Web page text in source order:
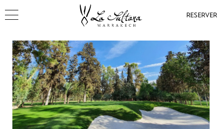
RESERVER